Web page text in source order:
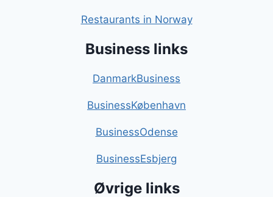
Restaurants in Norway
Business links
DanmarkBusiness
BusinessKøbenhavn
BusinessOdense
BusinessEsbjerg
Øvrige links